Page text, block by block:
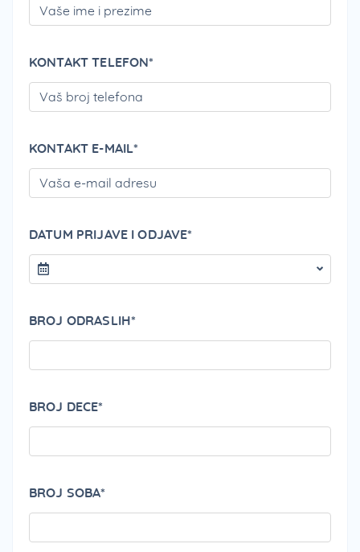
KONTAKT TELEFON*
KONTAKT E-MAIL*
DATUM PRIJAVE I ODJAVE*
BROJ ODRASLIH*
BROJ DECE*
BROJ SOBA*